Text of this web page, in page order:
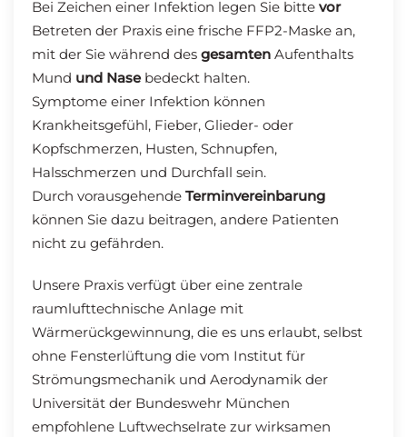
Bei Zeichen einer Infektion legen Sie bitte vor
Betreten der Praxis eine frische FFP2-Maske an,
mit der Sie während des gesamten Aufenthalts
Mund und Nasebedeckt halten.
Symptome einer Infektion können
Krankheitsgefühl, Fieber, Glieder- oder
Kopfschmerzen, Husten, Schnupfen,
Halsschmerzen und Durchfall sein.
Durch vorausgehende Terminvereinbarung
können Sie dazu beitragen, andere Patienten
nicht zu gefährden.
Unsere Praxis verfügt über eine zentrale
raumlufttechnische Anlage mit
Wärmerückgewinnung, die es uns erlaubt, selbst
ohne Fensterlüftung die vom Institut für
Strömungsmechanik und Aerodynamik der
Universität der Bundeswehr München
empfohlene Luftwechselrate zur wirksamen